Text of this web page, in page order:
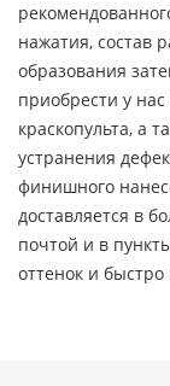
нажатия, состав
образования
приобрести у
краскопульта, а
устранения
финишного
доставляется в
почтой и в
оттенок и